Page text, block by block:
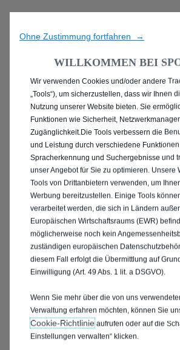
ENTDECKEN
PEUGEOT
BENZIN / MILD-
ANTRIEB IN
Ohne Zustimmung fortfahren →
WILLKOMMEN BEI
Wir verwenden Cookies und/oder andere
„Tools“), um sicherzustellen, dass wir Ihnen
Nutzung unserer Website bieten. Sie
Funktionen wie Sicherheit,
Zugänglichkeit.Die Tools verbessern die
und Leistung durch verschiedene
Spracherkennung und Suchergebnisse und
unser Angebot für Sie zu optimieren. Unsere
Tools von Drittanbietern verwenden, um
Werbung bereitzustellen. Einige Tools
verarbeitet werden, die sich in Ländern
Europäischen Wirtschaftsraums (EWR)
möglicherweise noch kein
zuständigen europäischen
diesem Fall erfolgt die Übermittlung auf
Einwilligung (Art. 49 Abs. 1 lit. a DSGVO).
Wenn Sie mehr über die von uns
Verwaltung erfahren möchten, können Sie
Cookie‑Richtlinieaufrufen oder auf die
Einstellungen verwalten“ klicken.